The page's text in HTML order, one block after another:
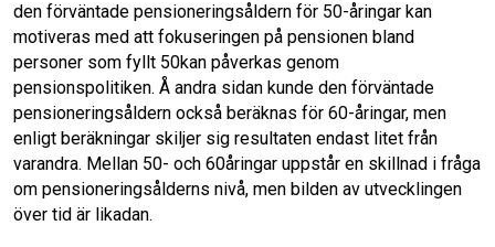
den förväntade pensioneringsåldern för 50-åringar kan
motiveras med att fokusering­en på pensionen bland
personer som fyllt 50kan påverkas genom
pensionspolitiken. Å andra sidan kunde den förväntade
pensione­ringsåldern också beräknas för 60-åringar, men
enligt beräkningar skiljer sig resultaten endast litet från
varandra. Mellan 50- och 60­åringar uppstår en skillnad i fråga
om pensio­neringsålderns nivå, men bilden av utveck­lingen
över tid är likadan.